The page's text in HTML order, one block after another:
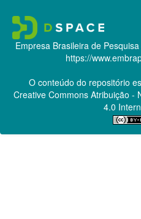
Empresa Brasileira de
https://
O conteúdo do repositório
Creative CommonsAtribuição -
4.0